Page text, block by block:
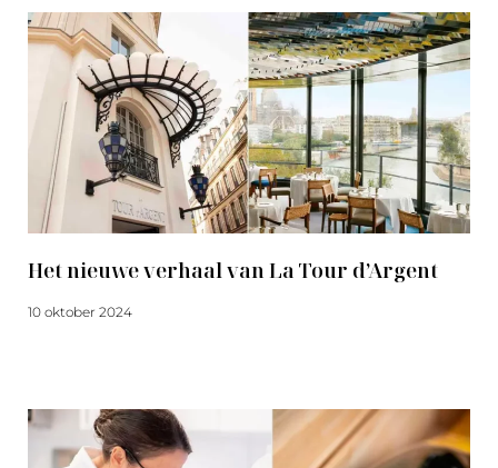
Het nieuwe verhaal van La Tour d’Argent
10 oktober 2024